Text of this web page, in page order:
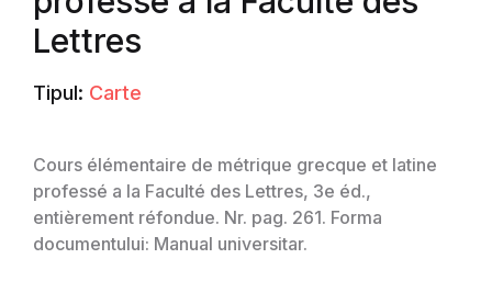
Lettres
Tipul: Carte
Cours élémentaire de métrique grecque et latine
professé a la Faculté des Lettres, 3e éd.,
entièrement réfondue. Nr. pag. 261. Forma
documentului: Manual universitar.